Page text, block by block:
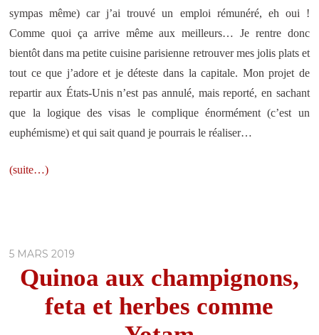
sympas même) car j’ai trouvé un emploi rémunéré, eh oui !
Comme quoi ça arrive même aux meilleurs… Je rentre donc
bientôt dans ma petite cuisine parisienne retrouver mes jolis plats et
tout ce que j’adore et je déteste dans la capitale. Mon projet de
repartir aux États-Unis n’est pas annulé, mais reporté, en sachant
que la logique des visas le complique énormément (c’est un
euphémisme) et qui sait quand je pourrais le réaliser…
(suite…)
5 MARS 2019
Quinoa aux champignons,
feta et herbes comme